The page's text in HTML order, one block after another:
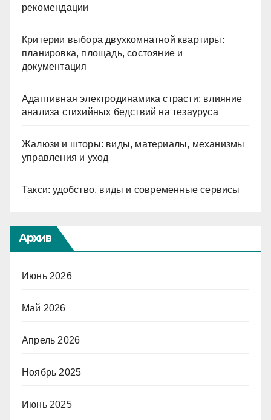
рекомендации
Критерии выбора двухкомнатной квартиры:
планировка, площадь, состояние и
документация
Адаптивная электродинамика страсти: влияние
анализа стихийных бедствий на тезауруса
Жалюзи и шторы: виды, материалы, механизмы
управления и уход
Такси: удобство, виды и современные сервисы
Архив
Июнь 2026
Май 2026
Апрель 2026
Ноябрь 2025
Июнь 2025